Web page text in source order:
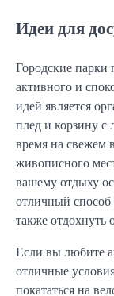
Идеи для
Городские парки
активного и
идей является
плед и корзину
время на свежем
живописного
вашему отдыху
отличный способ
также отдохнуть
Если вы любите
отличные
покататься на